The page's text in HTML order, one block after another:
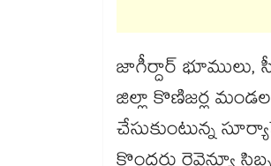
జాగీర్దార్ భూములు,
జిల్లా కొణిజర్ల
చేసుకుంటున్న